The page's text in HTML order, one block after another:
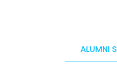
ALUMNI